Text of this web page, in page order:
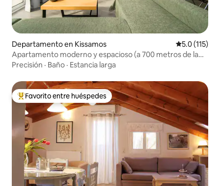
Departamento en Kissamos Calificación
5.0 (115)
Apartamento moderno y espacioso (a 700 metros de la
playa)
Precisión · Baño · Estancia larga
De los mejores en Favorito entre huéspedes
Favorito entre huéspedes